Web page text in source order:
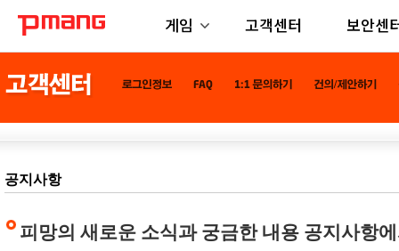
게임 고객센터 보안센
공지사항
피망의 새로운 소식과 궁금한 내용 공지사항